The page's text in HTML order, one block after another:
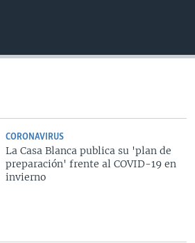
CORONAVIRUS
La Casa Blanca publica su 'plan de
preparación' frente al COVID-19 en
invierno